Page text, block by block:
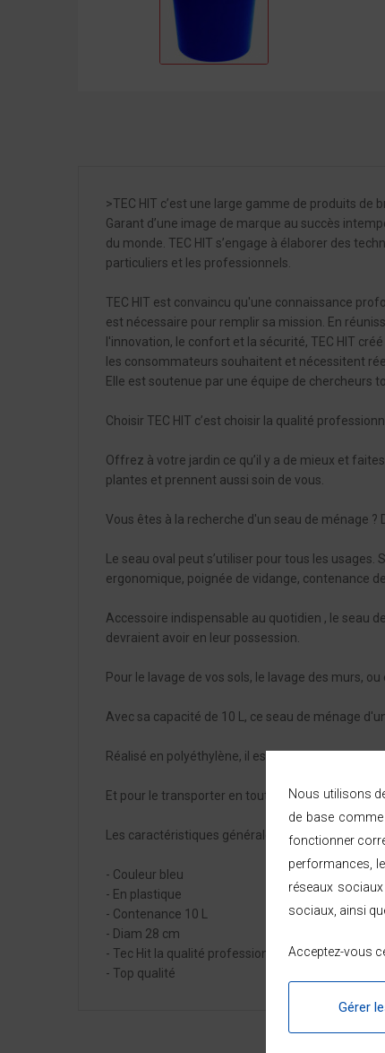
>TEC HIT c’est une large gamme de produits de
Garant d’une image de marque au succès
du monde. TEC HIT s’engage à élaborer des
particuliers et les professionnels.
TEC HIT est convaincu qu'une connaissance
est nécessaire pour remplir sa mission. En
l'innovation, le confort et la sécurité, TEC HIT
les consommateurs souhaitent et nécessitent
Elle est soutenue par une équipe de chercheurs
Choisir TEC HIT c’est choisir la qualité
Offrez à votre jardin ce qu’il y a de mieux et
plantes et prennent aussi soin de vous.
Vous êtes à la recherche d'un seau de ménage ?
Le seau oval peut s’utiliser pour tous les
ergonomique, poignée de vidange, contenance
Accessoire indispensable au quotidien , le seau
devraient avoir en leur possession.
Pour le lavage de vos sols, le lavage des murs,
Avec sa capacité de 10 L, ce seau de ménage
Réalisé en polyéthylène, il est pensé pour un
Et pour le transporter en toute facilité, Il est
Les caractéristiques générales du produit :
- Couleur bleu
- En plastique
- Contenance 10 L
- Diam 28 cm
- Tec Hit la qualité professionnelle
- Top qualité
Nous utilisons
de base
fonctionner
performances,
réseaux
sociaux, ainsi
Acceptez-vous
Gérer